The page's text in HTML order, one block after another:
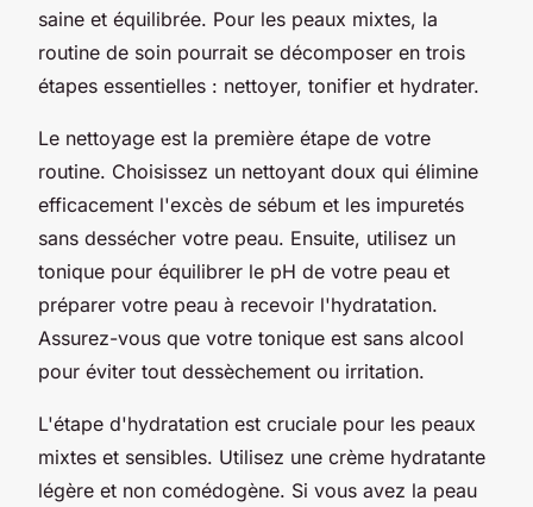
saine et équilibrée. Pour les peaux mixtes, la
routine de soin pourrait se décomposer en trois
étapes essentielles : nettoyer, tonifier et hydrater.
Le nettoyage est la première étape de votre
routine. Choisissez un nettoyant doux qui élimine
efficacement l'excès de sébum et les impuretés
sans dessécher votre peau. Ensuite, utilisez un
tonique pour équilibrer le pH de votre peau et
préparer votre peau à recevoir l'hydratation.
Assurez-vous que votre tonique est sans alcool
pour éviter tout dessèchement ou irritation.
L'étape d'hydratation est cruciale pour les peaux
mixtes et sensibles. Utilisez une crème hydratante
légère et non comédogène. Si vous avez la peau